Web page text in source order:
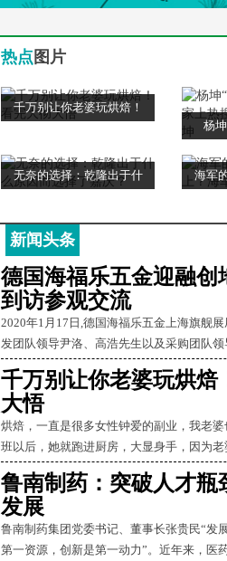
热点 图片
千万别让你老婆玩烘焙！
杨
无奈的选择：乾隆出于什 海军
新闻头条
德国海福乐五金迎融创
到访参观交流
2020年1月17日,德国海福乐五金上海旗舰
发团队领导尹洛、高浩先生以及采购团队领
千万别让你老婆玩烘焙
大悟
烘焙，一直是很多女性钟爱的副业，我老
班以后，她就跑进厨房，大显身手，因为
鲁南制药：突破人才瓶
发展
鲁南制药集团党委书记、董事长张贵民“发
第一资源，创新是第一动力”。近年来，医